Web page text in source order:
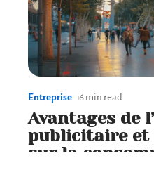
Entreprise 6 min read
Avantages de
publicitaire et
sur la